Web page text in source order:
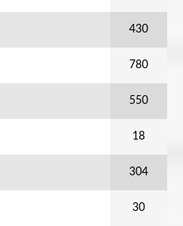
430
780
550
18
304
30